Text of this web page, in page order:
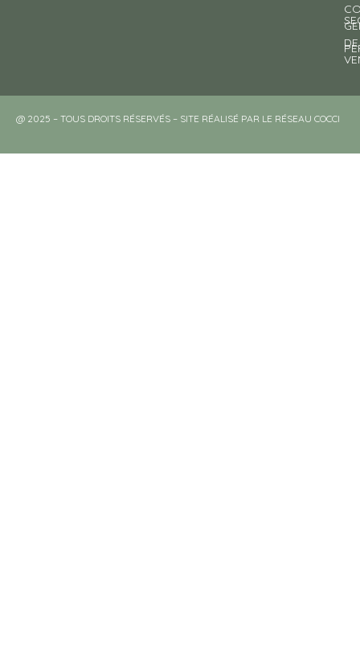
DE
@ 2025 – TOUS DROITS RÉSERVÉS – SITE RÉALISÉ PAR LE RÉSEAU COCCI